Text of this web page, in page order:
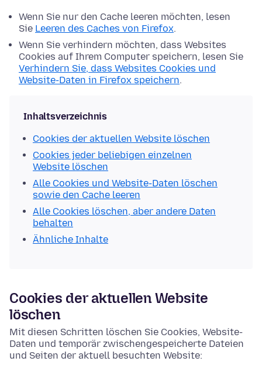
Wenn Sie nur den Cache leeren möchten, lesen
Sie Leeren des Caches von Firefox.
Wenn Sie verhindern möchten, dass Websites
Cookies auf Ihrem Computer speichern, lesen Sie
Verhindern Sie, dass Websites Cookies und
Website-Daten in Firefox speichern.
Inhaltsverzeichnis
Cookies der aktuellen Website löschen
Cookies jeder beliebigen einzelnen
Website löschen
Alle Cookies und Website-Daten löschen
sowie den Cache leeren
Alle Cookies löschen, aber andere Daten
behalten
Ähnliche Inhalte
Cookies der aktuellen Website
löschen
Mit diesen Schritten löschen Sie Cookies, Website-
Daten und temporär zwischengespeicherte Dateien
und Seiten der aktuell besuchten Website: